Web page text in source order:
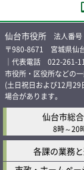
仙台市役所 法人番
〒980-8671 宮城県仙
｜代表電話 022-261-
市役所・区役所などの
(土日祝日および12月
場合があります。
仙台市総
8時～20
各課の業務